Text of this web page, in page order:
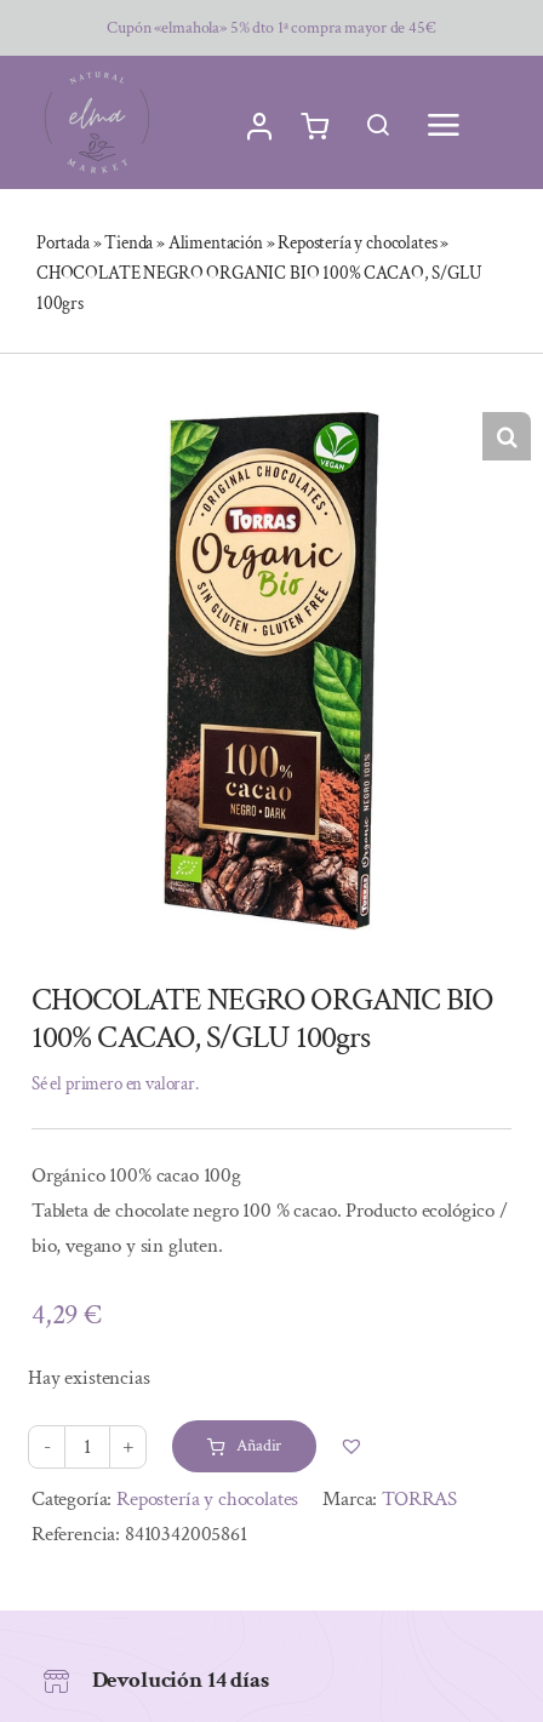
al
contenido
Cupón «elmahola» 5% dto 1ª compra mayor de 45€
Portada»Tienda»Alimentación»Repostería y chocolates»
CHOCOLATE NEGRO ORGANIC BIO 100% CACAO, S/GLU
100grs
CHOCOLATE NEGRO ORGANIC BIO
100% CACAO, S/GLU 100grs
Sé el primero en valorar.
Orgánico 100% cacao 100g
Tableta de chocolate negro 100 % cacao. Producto ecológico /
bio, vegano y sin gluten.
4,29€
Hay existencias
CHOCOLATE
NEGRO
ORGANIC
S/GLU
Añadir
Alternative:
Categoría:Repostería y chocolates Marca:TORRAS
Referencia: 8410342005861
Devolución 14 días